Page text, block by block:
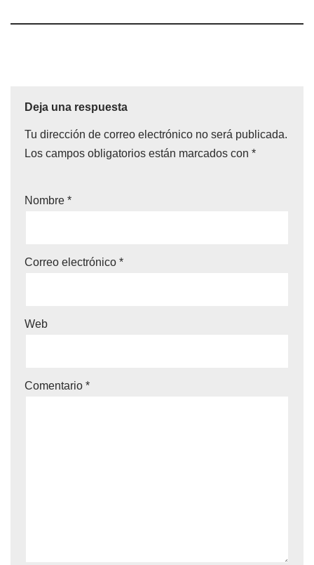
Deja una respuesta
Tu dirección de correo electrónico no será publicada.
Los campos obligatorios están marcados con *
Nombre *
Correo electrónico *
Web
Comentario *